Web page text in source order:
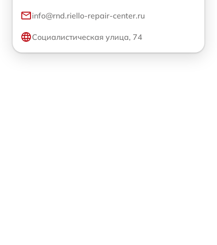
info@rnd.riello-repair-center.ru
Социалистическая улица, 74